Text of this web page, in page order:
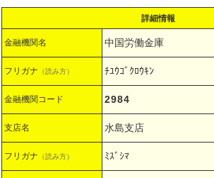
詳細情報
金融機関名 中国労働金庫
フリガナ （読み方） ﾁﾕｳｺﾞｸﾛｳｷﾝ
金融機関コード 2984
支店名 水島支店
フリガナ （読み方） ﾐｽﾞｼﾏ